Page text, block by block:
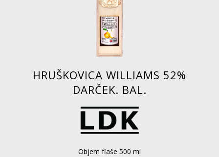
HRUŠKOVICA WILLIAMS 52%
DARČEK. BAL.
Objem fľaše 500 ml